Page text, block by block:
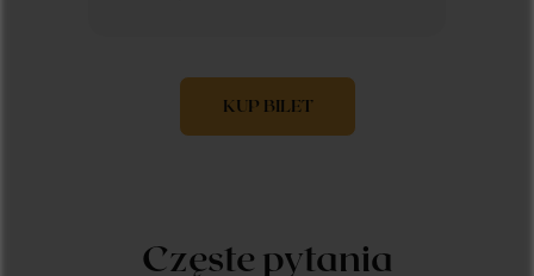
KUP BILET
Częste pytania